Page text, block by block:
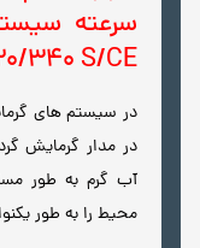
340 S/CE:
در سیستم های
در مدار گرمایش
آب گرم به طور
محیط را به طور